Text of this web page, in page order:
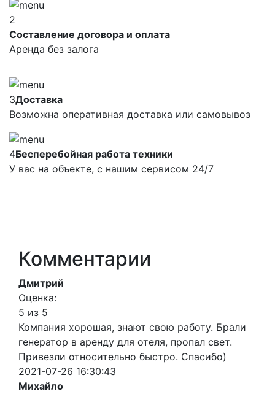
2
Составление договора и оплата
Аренда без залога
3Доставка
Возможна оперативная доставка или самовывоз
4Бесперебойная работа техники
У вас на объекте, с нашим сервисом 24/7
Комментарии
Дмитрий
Оценка:
5 из 5
Компания хорошая, знают свою работу. Брали
генератор в аренду для отеля, пропал свет.
Привезли относительно быстро. Спасибо)
2021-07-26 16:30:43
Михайло